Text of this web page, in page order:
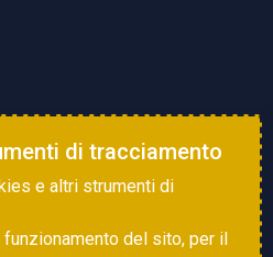
Arbitri
di tracciamento
e altri strumenti di
del sito, per il